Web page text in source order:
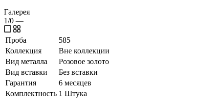
Галерея
1/0 —
Проба
585
Коллекция
Вне коллекции
Вид металла
Розовое золото
Вид вставки
Без вставки
Гарантия
6 месяцев
Комплектность 1 Штука